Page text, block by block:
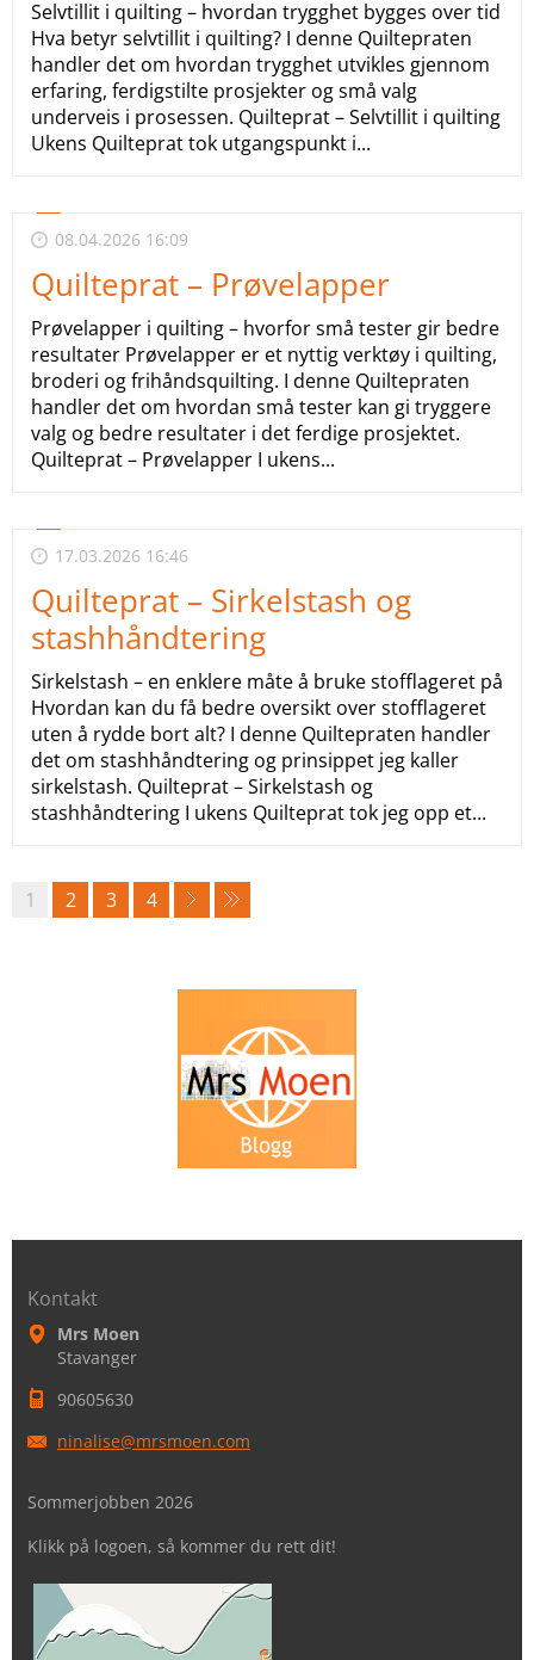
Selvtillit i quilting – hvordan trygghet bygges over tid
Hva betyr selvtillit i quilting? I denne Quiltepraten
handler det om hvordan trygghet utvikles gjennom
erfaring, ferdigstilte prosjekter og små valg
underveis i prosessen. Quilteprat – Selvtillit i quilting
Ukens Quilteprat tok utgangspunkt i...
08.04.2026 16:09
Quilteprat – Prøvelapper
Prøvelapper i quilting – hvorfor små tester gir bedre
resultater Prøvelapper er et nyttig verktøy i quilting,
broderi og frihåndsquilting. I denne Quiltepraten
handler det om hvordan små tester kan gi tryggere
valg og bedre resultater i det ferdige prosjektet.
Quilteprat – Prøvelapper I ukens...
17.03.2026 16:46
Quilteprat – Sirkelstash og
stashhåndtering
Sirkelstash – en enklere måte å bruke stofflageret på
Hvordan kan du få bedre oversikt over stofflageret
uten å rydde bort alt? I denne Quiltepraten handler
det om stashhåndtering og prinsippet jeg kaller
sirkelstash. Quilteprat – Sirkelstash og
stashhåndtering I ukens Quilteprat tok jeg opp et...
1 2 3 4
Kontakt
Mrs Moen
Stavanger
90605630
ninalise@mrsmoen.com
Sommerjobben 2026
Klikk på logoen, så kommer du rett dit!